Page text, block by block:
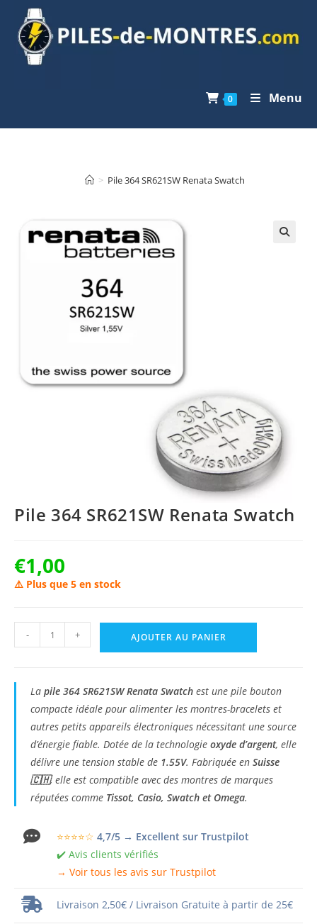
content
0 Menu
> Pile 364 SR621SW Renata Swatch
Pile 364 SR621SW Renata Swatch
€1,00
⚠️ Plus que 5 en stock
quantité
de
364
SR621SW
- + AJOUTER AU PANIER
La pile 364 SR621SW Renata Swatch est une pile bouton
compacte idéale pour alimenter les montres-bracelets et
autres petits appareils électroniques nécessitant une source
d’énergie fiable. Dotée de la technologie oxyde d’argent, elle
délivre une tension stable de 1.55V. Fabriquée en Suisse
🇨🇭, elle est compatible avec des montres de marques
réputées comme Tissot, Casio, Swatch et Omega.
⭐⭐⭐⭐☆ 4,7/5 → Excellent sur Trustpilot
✔️ Avis clients vérifiés
→ Voir tous les avis sur Trustpilot
Livraison 2,50€ / Livraison Gratuite à partir de 25€